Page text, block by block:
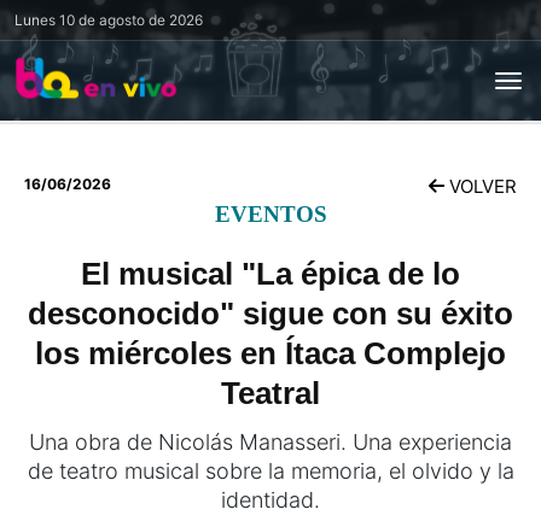
Lunes 10 de agosto de 2026
16/06/2026 VOLVER
EVENTOS
El musical "La épica de lo
desconocido" sigue con su éxito
los miércoles en Ítaca Complejo
Teatral
Una obra de Nicolás Manasseri. Una experiencia
de teatro musical sobre la memoria, el olvido y la
identidad.